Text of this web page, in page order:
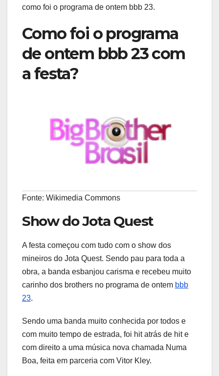
como foi o programa de ontem bbb 23.
Como foi o programa
de ontem bbb 23 com
a festa?
Fonte: Wikimedia Commons
Show do Jota Quest
A festa começou com tudo com o show dos
mineiros do Jota Quest. Sendo pau para toda a
obra, a banda esbanjou carisma e recebeu muito
carinho dos brothers no programa de ontem bbb
23.
Sendo uma banda muito conhecida por todos e
com muito tempo de estrada, foi hit atrás de hit e
com direito a uma música nova chamada Numa
Boa, feita em parceria com Vitor Kley.